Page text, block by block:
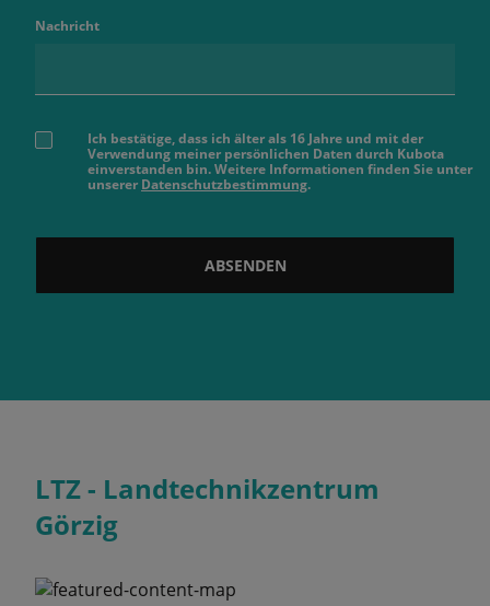
Nachricht
Ich bestätige, dass ich älter als 16 Jahre und mit der
Verwendung meiner persönlichen Daten durch Kubota
einverstanden bin. Weitere Informationen finden Sie unter
unserer Datenschutzbestimmung.
ABSENDEN
LTZ - Landtechnikzentrum
Görzig